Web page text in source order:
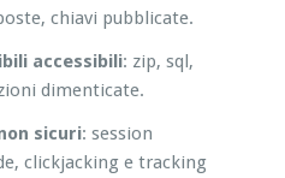
chiavi pubblicate.
accessibili: zip, sql,
dimenticate.
sicuri: session
clickjacking e tracking